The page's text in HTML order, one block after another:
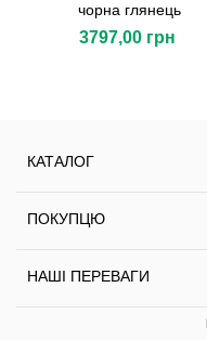
чорна глянець
3797,00 грн
КАТАЛОГ
ПОКУПЦЮ
НАШІ ПЕРЕВАГИ